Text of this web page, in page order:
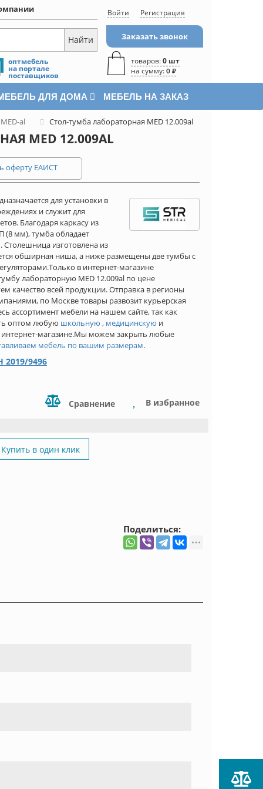
оптмебель
на портале
поставщиков
Войти Регистрация
Заказать звонок
товаров:0 шт
на сумму: 0 ₽
ДЛЯ ДОМА МЕБЕЛЬ НА ЗАКАЗ
al Стол-тумба лабораторная MED 12.009al
MED 12.009AL
оферту ЕАИСТ
для установки в
и служит для
Благодаря каркасу из
мм), тумба обладает
изготовлена из
обширная ниша, а ниже размещены две тумбы с
в интернет-магазине
лабораторную MED 12.009al по цене
качество всей продукции. Отправка в регионы
по Москве товары развозит курьерская
ассортимент мебели на нашем сайте, так как
оптом любую школьную , медицинскую и
магазине.Мы можем закрыть любые
мебель по вашим размерам.
2019/9496
Сравнение В избранное
Купить в один клик
Поделиться: